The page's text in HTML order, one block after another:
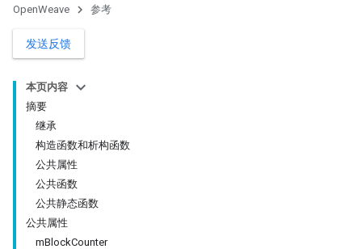
OpenWeave 参考
发送反馈
本页内容
摘要
继承
构造函数和析构函数
公共属性
公共函数
公共静态函数
公共属性
mBlockCounter